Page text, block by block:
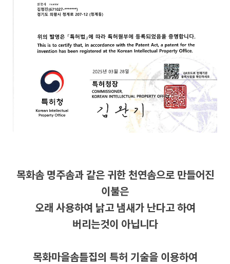
목화솜 명주솜과 같은 귀한 천연솜으로 만들어진
이불은
오래 사용하여 낡고 냄새가 난다고 하여
버리는것이 아닙니다
목화마을솜틀집의 특허 기술을 이용하여